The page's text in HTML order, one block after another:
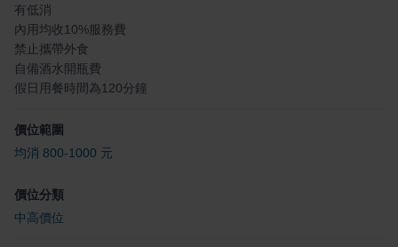
有低消
內用均收10%服務費
禁止攜帶外食
自備酒水開瓶費
假日用餐時間為120分鐘
價位範圍
均消 800-1000 元
價位分類
中高價位